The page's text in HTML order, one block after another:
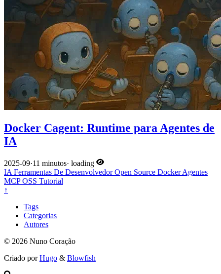
Docker Cagent: Runtime para Agentes de
IA
2025-09·11 minutos· loading
IA Ferramentas De DesenvolvedorOpen Source DockerAgentes
MCPOSS Tutorial
↑
Tags
Categorias
Autores
© 2026 Nuno Coração
Criado porHugo & Blowfish